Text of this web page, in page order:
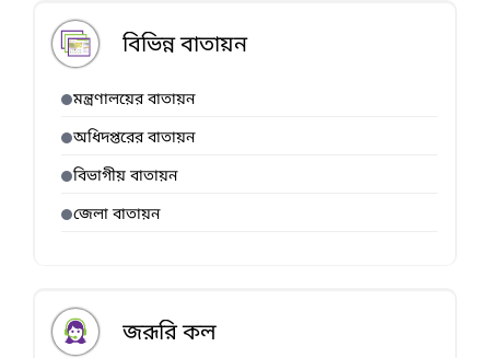
বিভিন্ন বাতায়ন
মন্ত্রণালয়ের বাতায়ন
অধিদপ্তরের বাতায়ন
বিভাগীয় বাতায়ন
জেলা বাতায়ন
জরূরি কল